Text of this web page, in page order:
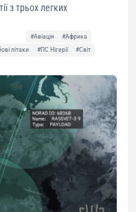
з трьох легких
#Авіація
#Африка
літаки #ПС Нігерії
#Світ